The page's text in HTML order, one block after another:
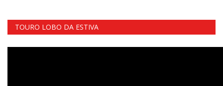
TOURO LOBO DA ESTIVA